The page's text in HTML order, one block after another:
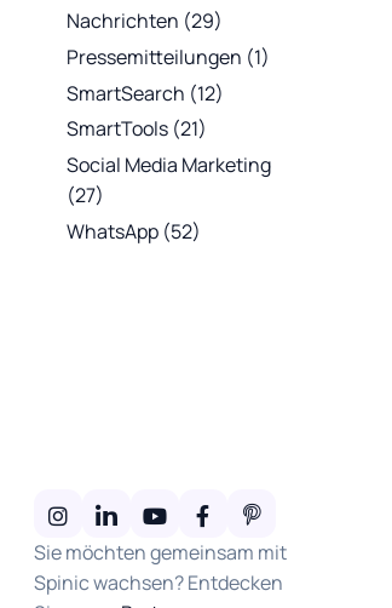
Nachrichten (29)
Pressemitteilungen (1)
SmartSearch (12)
SmartTools(21)
Social Media Marketing
(27)
WhatsApp(52)
Sie möchten gemeinsam mit
Spinic wachsen? Entdecken